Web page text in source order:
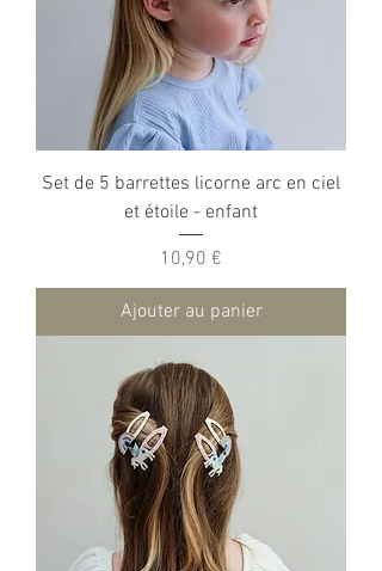
Set de 5 barrettes licorne arc en ciel
et étoile - enfant
Prix
10,90 €
Ajouter au panier